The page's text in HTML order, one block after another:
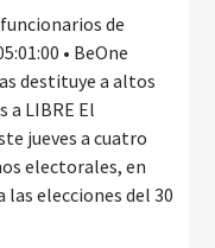
de
• BeOne
destituye a altos
a LIBRE El
jueves a cuatro
electorales, en
las elecciones del 30